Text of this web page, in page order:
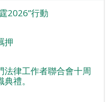
2026”行動
押
法律工作者聯合會十周
禮。